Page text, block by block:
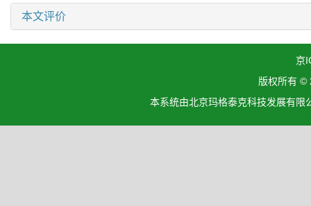
本文评价
京
版权所有 ©
本系统由北京玛格泰克科技发展有